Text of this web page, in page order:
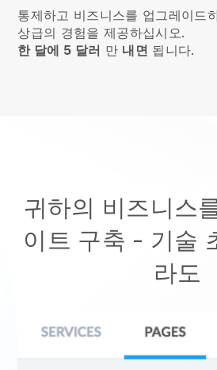
통제하고 비즈니스를 업그레이드
상급의 경험을 제공하십시오.
한 달에 5 달러 만 내면 됩니다.
귀하의 비즈니스
이트 구축 - 기술
라도